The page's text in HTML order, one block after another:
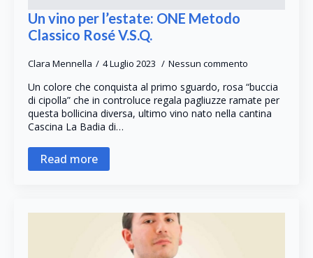
Un vino per l’estate: ONE Metodo
Classico Rosé V.S.Q.
Clara Mennella 4 Luglio 2023 Nessun commento
Un colore che conquista al primo sguardo, rosa “buccia
di cipolla” che in controluce regala pagliuzze ramate per
questa bollicina diversa, ultimo vino nato nella cantina
Cascina La Badia di…
Read more